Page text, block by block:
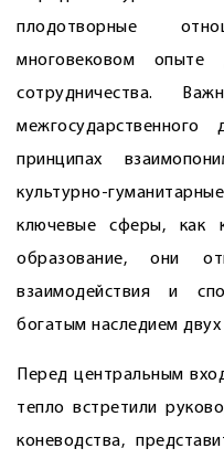
плодотворные
многовековом опыте
сотрудничества.
межгосударственного
принципах
культурно-
ключевые сферы, как
образование, они
взаимодействия и
богатым наследием
Перед центральным
тепло встретили
коневодства,